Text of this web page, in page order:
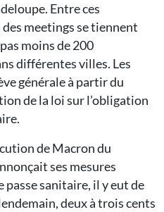
Entre ces
meetings se tiennent
moins de 200
différentes villes. Les
générale à partir du
de la loi sur l’obligation
de Macron du
ses mesures
passe sanitaire, il y eut de
deux à trois cents